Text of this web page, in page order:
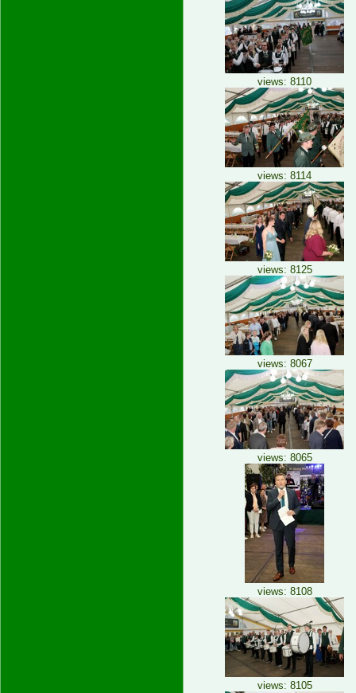
views: 8110
views: 8114
views: 8125
views: 8067
views: 8065
views: 8108
views: 8105